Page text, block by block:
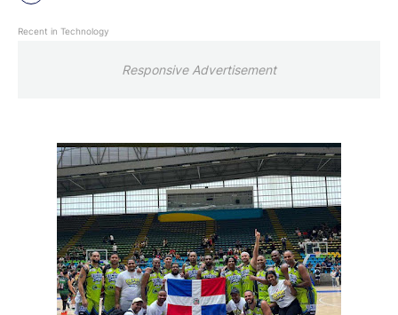
Recent in Technology
Responsive Advertisement